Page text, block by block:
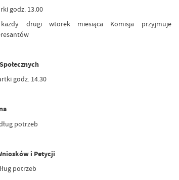
godz. 13.00
drugi wtorek miesiąca Komisja przyjmuje
godz. 14.30
potrzeb
i Petycji
potrzeb